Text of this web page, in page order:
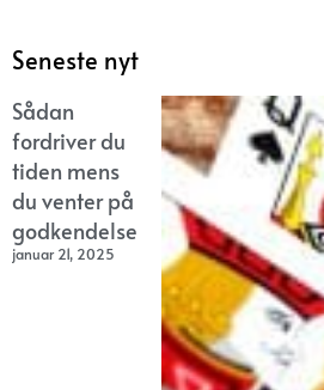
Seneste nyt
Sådan
fordriver du
tiden mens
du venter på
godkendelse
januar 21, 2025